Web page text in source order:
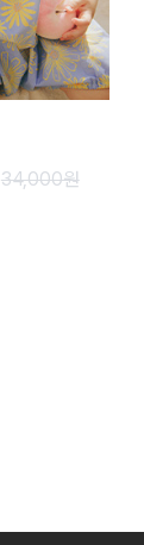
34,000원